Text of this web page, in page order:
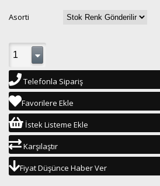
Asorti
Telefonla Sipariş
Favorilere Ekle
İstek Listeme Ekle
Karşılaştır
Fiyat Düşünce Haber Ver